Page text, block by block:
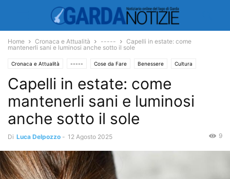
Home Cronaca e Attualità -----
Capelli in estate: come
mantenerli sani e luminosi anche sotto il sole
Cronaca e Attualità ----- Cose da Fare Benessere Cultura
Salute
Capelli in estate: come
mantenerli sani e luminosi
anche sotto il sole
Di Luca Delpozzo - 12 Agosto 2025 9